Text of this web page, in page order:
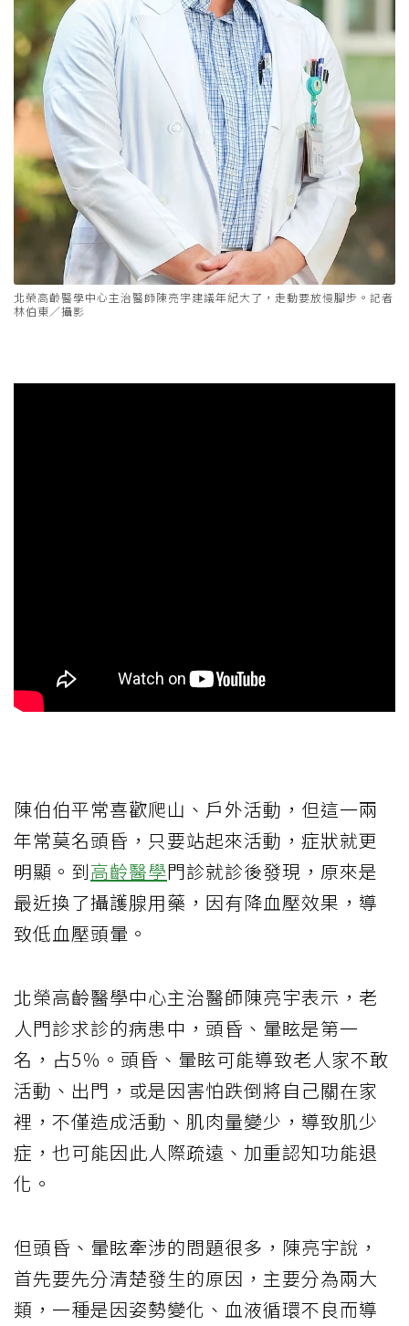
北榮高齡醫學中心主治醫師陳亮宇建議年紀大了，走動要放慢腳步。記者
林伯東／攝影
陳伯伯平常喜歡爬山、戶外活動，但這一兩
年常莫名頭昏，只要站起來活動，症狀就更
明顯。到高齡醫學門診就診後發現，原來是
最近換了攝護腺用藥，因有降血壓效果，導
致低血壓頭暈。
北榮高齡醫學中心主治醫師陳亮宇表示，老
人門診求診的病患中，頭昏、暈眩是第一
名，占5％。頭昏、暈眩可能導致老人家不敢
活動、出門，或是因害怕跌倒將自己關在家
裡，不僅造成活動、肌肉量變少，導致肌少
症，也可能因此人際疏遠、加重認知功能退
化。
但頭昏、暈眩牽涉的問題很多，陳亮宇說，
首先要先分清楚發生的原因，主要分為兩大
類，一種是因姿勢變化、血液循環不良而導